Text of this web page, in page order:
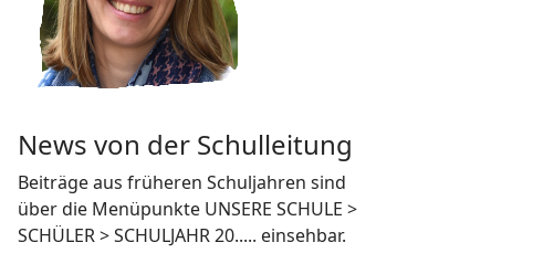
News von der Schulleitung
Beiträge aus früheren Schuljahren sind
über die Menüpunkte UNSERE SCHULE >
SCHÜLER > SCHULJAHR 20..... einsehbar.